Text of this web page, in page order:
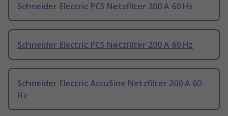
Schneider Electric PCS Netzfilter 200 A 60 Hz
Schneider Electric PCS Netzfilter 200 A 60 Hz
Schneider Electric AccuSine Netzfilter 200 A 60
Hz